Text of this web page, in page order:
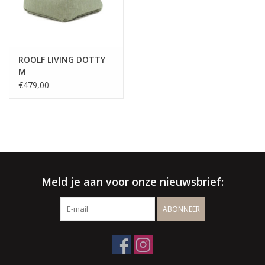
Wenst u een offerte op maat ?
offerte
√ Jarenlange ervaring
√ Persoonlijke service
ROOLF LIVING DOTTY
M
€479,00
Meld je aan voor onze nieuwsbrief:
ABONNEER